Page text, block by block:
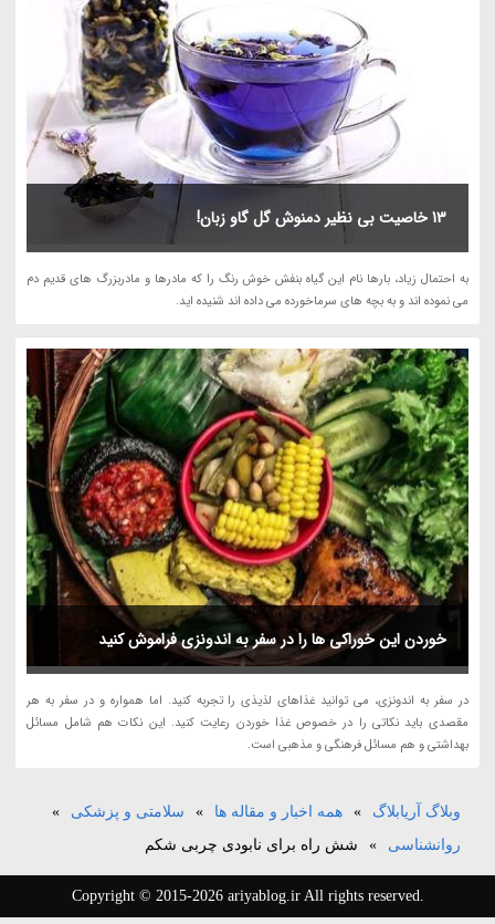
13 خاصیت بی نظیر دمنوش گل گاو زبان!
به احتمال زیاد، بارها نام این گیاه بنفش خوش رنگ را که مادرها و مادربزرگ های قدیم دم
می نموده اند و به بچه های سرماخورده می داده اند شنیده اید.
خوردن این خوراکی ها را در سفر به اندونزی فراموش کنید
در سفر به اندونزی، می توانید غذاهای لذیذی را تجربه کنید. اما همواره و در سفر به هر
مقصدی باید نکاتی را در خصوص غذا خوردن رعایت کنید. این نکات هم شامل مسائل
بهداشتی و هم مسائل فرهنگی و مذهبی است.
وبلاگ آریابلاگ » همه اخبار و مقاله ها » سلامتی و پزشکی
»
روانشناسی
» شش راه برای نابودی چربی شکم
Copyright © 2015-2026 ariyablog.ir All rights reserved.